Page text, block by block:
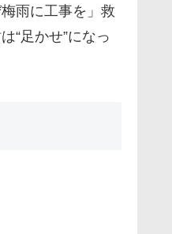
雨に工事を」救
“足かせ”になっ